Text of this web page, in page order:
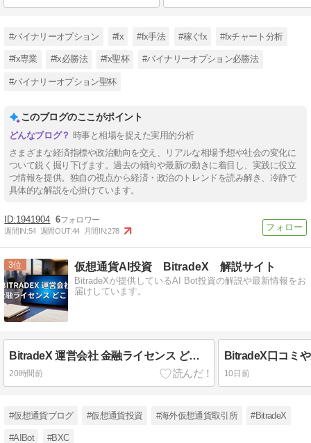
#バイナリーオプション #fx #fx手法 #稼ぐfx #fxチャート分析
#fx専業 #fx必勝法 #fx聖杯 #バイナリーオプション必勝法
#バイナリーオプション聖杯
このブログのここがポイント
時事と相場を捉えた実用的分析
さまざまな経済指標や政治動向を交え、リアルな相場予想や社会の変化に
ついて鋭く掘り下げます。過去の傾向や最新の動きに着目し、実践に役立
つ情報を提供。独自の視点から経済・政治のトレンドを読み解き、冷静で
具体的な解説を心掛けています。
1941904 6
週間IN:54 週間OUT:44 月間IN:278
3 仮想通貨AI投資 BitradeX 解説サイト
BitradeXが提供しているAI Bot投資の解説や最新情報をお
届けしています。
BitradeX 運営会社 金融ライセンス どこ？
20時間前 10日前
#仮想通貨ブログ #仮想通貨投資 #海外仮想通貨取引所 #BitradeX
#AIBot #BXC